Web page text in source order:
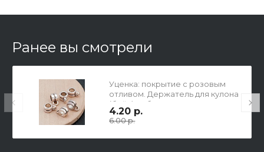
Ранее вы смотрели
Уценка: покрытие с розовым
отливом. Держатель для кулона
(бейл) из бижутерного сплава
для шнура 4мм, чернёное
серебро, 9х6х4мм, отв-е 2мм.
4.20 р.
6.00 р.